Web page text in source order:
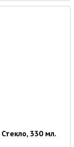
330 мл.